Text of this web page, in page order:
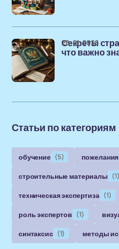
Секреты
что важно
28-01-2026
Статьи по категориям
обучение (5) пожелания
строительные материалы (1)
техническая экспертиза (1)
роль экспертов (1)
синтаксис (1) методы